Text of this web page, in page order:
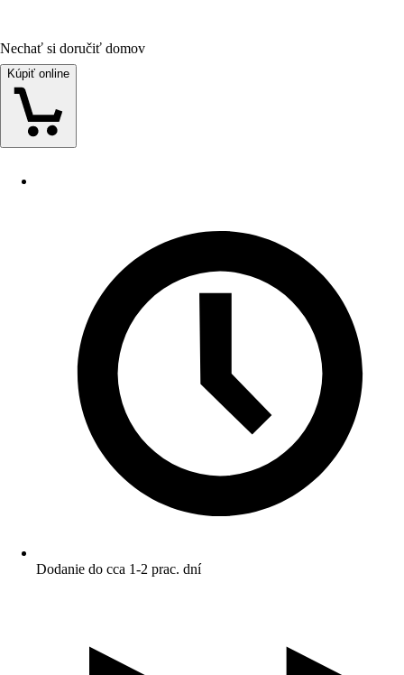
Nechať si doručiť domov
Kúpiť online
Dodanie do cca 1-2 prac. dní